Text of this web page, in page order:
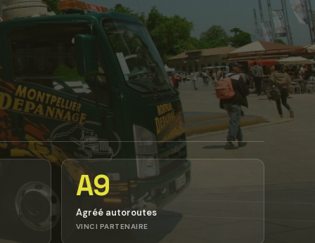
A9
Agréé autoroutes
VINCI PARTENAIRE